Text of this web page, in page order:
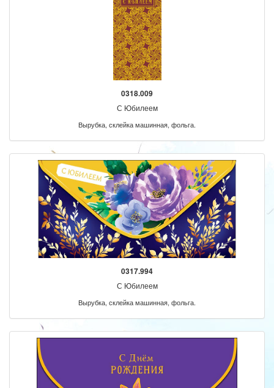
0318.009
С Юбилеем
Вырубка, склейка машинная, фольга.
0317.994
С Юбилеем
Вырубка, склейка машинная, фольга.